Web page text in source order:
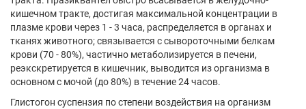
кишечном тракте, достигая максимальной концентрации в
плазме крови через 1 - 3 часа, распределяется в органах и
тканях животного; связывается с сывороточными белкам
крови (70 - 80%), частично метаболизируется в печени,
реэкскретируется в кишечник, выводится из организма в
основном с мочой (до 80%) в течение 24 часов.
Глистогон суспензия по степени воздействия на организм